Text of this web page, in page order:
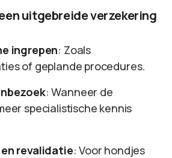
uitgebreide verzekering
ingrepen: Zoals
of geplande procedures.
: Wanneer de
specialistische kennis
revalidatie: Voor hondjes